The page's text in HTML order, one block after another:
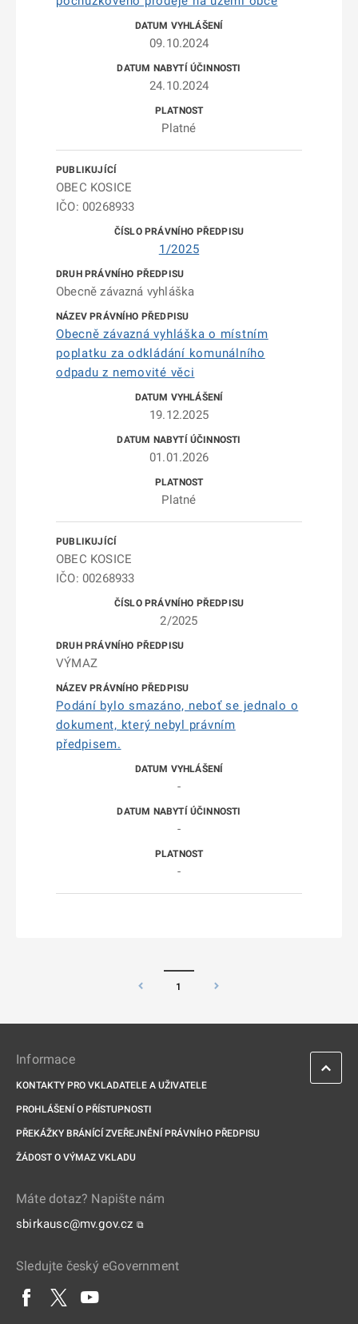
09.10.2024
24.10.2024
Platné
OBEC KOSICE
IČO: 00268933
1/2025
Obecně závazná vyhláška
Obecně závazná vyhláška o místním
poplatku za odkládání komunálního
odpadu z nemovité věci
19.12.2025
01.01.2026
Platné
OBEC KOSICE
IČO: 00268933
2/2025
VÝMAZ
Podání bylo smazáno, neboť se jednalo o
dokument, který nebyl právním
předpisem.
-
-
-
1
Informace
KONTAKTY PRO VKLADATELE A UŽIVATELE
PROHLÁŠENÍ O PŘÍSTUPNOSTI
PŘEKÁŽKY BRÁNÍCÍ ZVEŘEJNĚNÍ PRÁVNÍHO PŘEDPISU
ŽÁDOST O VÝMAZ VKLADU
Máte dotaz? Napište nám
sbirkausc@mv.gov.cz ⧉
Sledujte český eGovernment